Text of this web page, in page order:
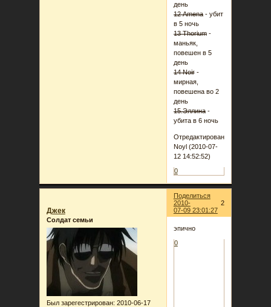
день
12 Amena- убит
в 5 ночь
13 Thorium-
маньяк,
повешен в 5
день
14 Noir-
мирная,
повешена во 2
день
15.Эллина-
убита в 6 ночь
Отредактировано
Noyl (2010-07-
12 14:52:52)
0
Поделиться
2
2010-
07-09 23:01:27
Джек
Солдат семьи
Был зарегестрирован: 2010-06-17
эпично
0